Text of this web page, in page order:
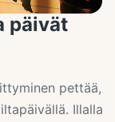
päivät
pettää,
Illalla